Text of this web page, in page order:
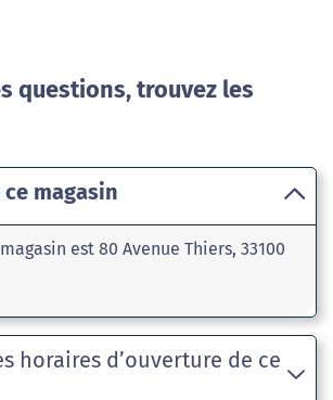
questions, trouvez les
magasin
est 80 Avenue Thiers, 33100
horaires d’ouverture de ce